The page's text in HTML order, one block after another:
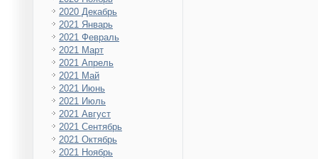
2020 Декабрь
2021 Январь
2021 Февраль
2021 Март
2021 Апрель
2021 Май
2021 Июнь
2021 Июль
2021 Август
2021 Сентябрь
2021 Октябрь
2021 Ноябрь